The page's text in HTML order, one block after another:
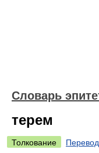
Словарь
терем
Толкование
Перевод